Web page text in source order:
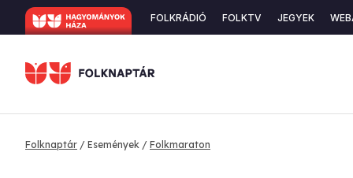
Ugrás
a
Secondary
FOLKRÁDIÓ FOLKTV JEGYEK
Morzsa
Folknaptár Események Folkmaraton